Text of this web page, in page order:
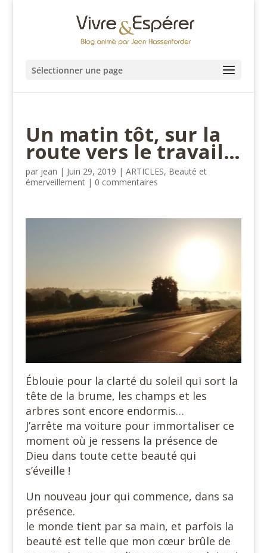
Sélectionner une page
Un matin tôt, sur la
route vers le travail…
par jean | Juin 29, 2019 | ARTICLES, Beauté et
émerveillement| 0 commentaires
Éblouie pour la clarté du soleil qui sort la
tête de la brume, les champs et les
arbres sont encore endormis…
J’arrête ma voiture pour immortaliser ce
moment où je ressens la présence de
Dieu dans toute cette beauté qui
s’éveille !
Un nouveau jour qui commence, dans sa
présence.
le monde tient par sa main, et parfois la
beauté est telle que mon cœur brûle de